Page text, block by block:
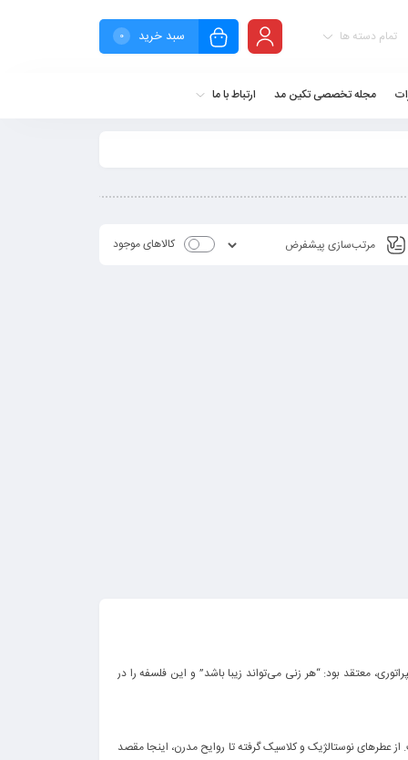
سبد خرید 0 تمام دسته ها
مجله تخصصی تکین مد ارتباط با ما
کالاهای موجود
معتقد بود: “هر زنی می‌تواند زیبا باشد” و این فلسفه را در
نوستالژیک و کلاسیک گرفته تا روایح مدرن، اینجا مقصد